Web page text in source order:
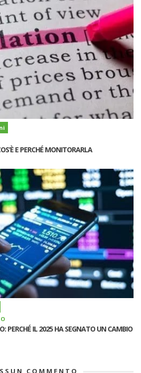
E PERCHÉ MONITORARLA
PERCHÉ IL 2025 HA SEGNATO UN CAMBIO
COMMENTO